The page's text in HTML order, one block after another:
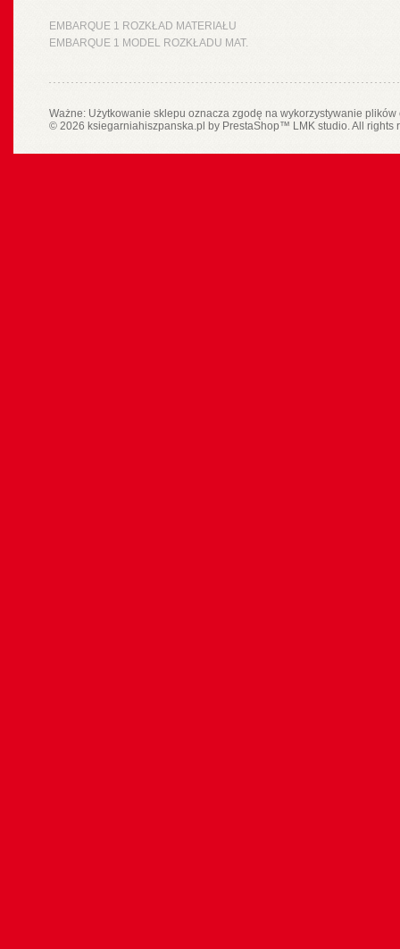
EMBARQUE 1 ROZKŁAD MATERIAŁU
EMBARQUE 1 MODEL ROZKŁADU MAT.
Ważne: Użytkowanie sklepu oznacza zgodę na wykorzystywanie
© 2026 ksiegarniahiszpanska.pl by PrestaShop™ LMK studio. All rights